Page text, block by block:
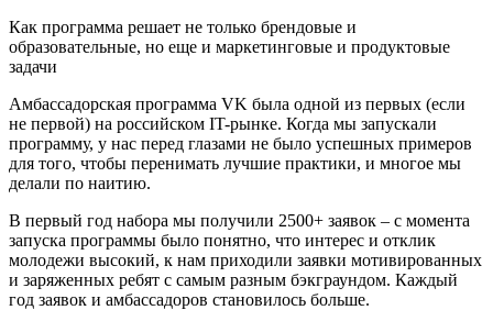
Как программа решает не только брендовые и
образовательные, но еще и маркетинговые и продуктовые
задачи
Амбассадорская программа VK была одной из первых (если
не первой) на российском IT-рынке. Когда мы запускали
программу, у нас перед глазами не было успешных примеров
для того, чтобы перенимать лучшие практики, и многое мы
делали по наитию.
В первый год набора мы получили 2500+ заявок – с момента
запуска программы было понятно, что интерес и отклик
молодежи высокий, к нам приходили заявки мотивированных
и заряженных ребят с самым разным бэкграундом. Каждый
год заявок и амбассадоров становилось больше.